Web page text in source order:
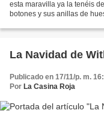
esta maravilla ya la tenéis
botones y sus anillas de
La Navidad de
Publicado en 17/11/p. m.
Por La Casina Roja